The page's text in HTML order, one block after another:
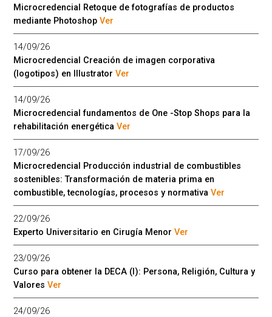
Microcredencial Retoque de fotografías de productos
mediante PhotoshopVer
14/09/26
Microcredencial Creación de imagen corporativa
(logotipos) en IllustratorVer
14/09/26
Microcredencial fundamentos de One -Stop Shops para la
rehabilitación energéticaVer
17/09/26
Microcredencial Producción industrial de combustibles
sostenibles: Transformación de materia prima en
combustible, tecnologías, procesos y normativaVer
22/09/26
Experto Universitario en Cirugía MenorVer
23/09/26
Curso para obtener la DECA (I): Persona, Religión, Cultura y
ValoresVer
24/09/26